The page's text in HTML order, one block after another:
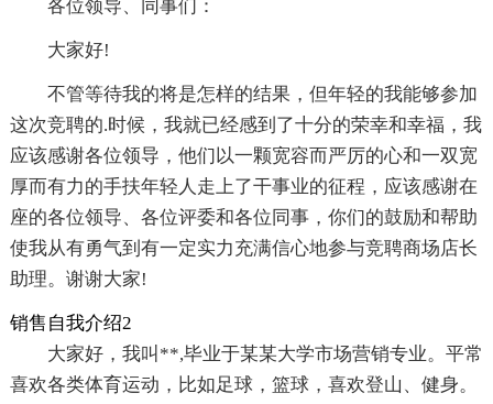
各位领导、同事们：
大家好!
不管等待我的将是怎样的结果，但年轻的我能够参加
这次竞聘的.时候，我就已经感到了十分的荣幸和幸福，我
应该感谢各位领导，他们以一颗宽容而严厉的心和一双宽
厚而有力的手扶年轻人走上了干事业的征程，应该感谢在
座的各位领导、各位评委和各位同事，你们的鼓励和帮助
使我从有勇气到有一定实力充满信心地参与竞聘商场店长
助理。谢谢大家!
销售自我介绍2
大家好，我叫**,毕业于某某大学市场营销专业。平常
喜欢各类体育运动，比如足球，篮球，喜欢登山、健身。